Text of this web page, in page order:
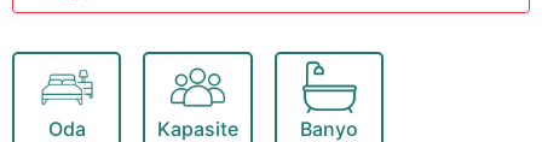
Oda Kapasite Banyo